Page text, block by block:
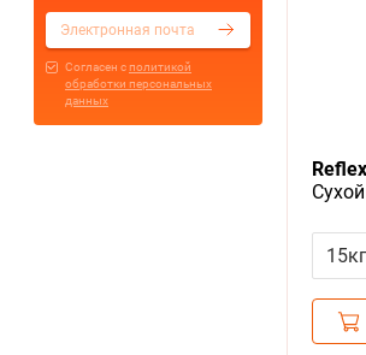
Cогласен сполитикой
обработки персональных
данных
и
15кг